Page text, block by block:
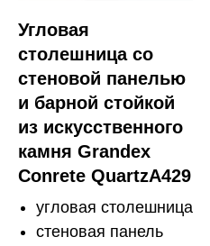
Угловая
столешница со
стеновой панелью
и барной стойкой
из искусственного
камня Grandex
Conrete QuartzA429
угловая столешница
стеновая панель